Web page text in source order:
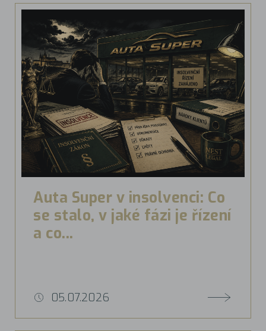
Auta Super v insolvenci: Co
se stalo, v jaké fázi je řízení
a co...
05.07.2026